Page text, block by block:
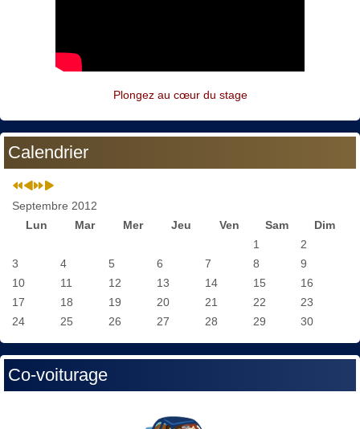
Plongez au cœur du stage
Calendrier
Septembre 2012
Lun
Mar Mer Jeu Ven Sam
Dim
1
2
3
4 5 6 7 8
9
10
11 12 13 14 15
16
17
18 19 20 21 22
23
24
25 26 27 28 29 30
Co-voiturage